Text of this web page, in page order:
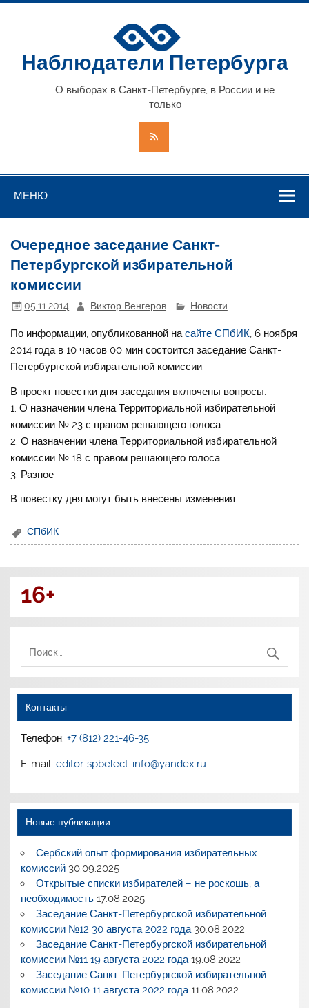
Наблюдатели Петербурга
О выборах в Санкт-Петербурге, в России и не
только
МЕНЮ
Очередное заседание Санкт-
Петербургской избирательной
комиссии
05.11.2014 Виктор Венгеров Новости
По информации, опубликованной насайте СПбИК, 6 ноября
2014 года в 10 часов 00 мин состоится заседание Санкт-
Петербургской избирательной комиссии.
В проект повестки дня заседания включены вопросы:
1. О назначении члена Территориальной избирательной
комиссии № 23 с правом решающего голоса
2. О назначении члена Территориальной избирательной
комиссии № 18 с правом решающего голоса
3. Разное
В повестку дня могут быть внесены изменения.
СПбИК
16+
Контакты
Телефон:+7 (812) 221-46-35
E-mail:editor-spbelect-info@yandex.ru
Новые публикации
Сербский опыт формирования избирательных
комиссий 30.09.2025
Открытые списки избирателей – не роскошь, а
необходимость 17.08.2025
Заседание Санкт-Петербургской избирательной
комиссии №12 30 августа 2022 года 30.08.2022
Заседание Санкт-Петербургской избирательной
комиссии №11 19 августа 2022 года 19.08.2022
Заседание Санкт-Петербургской избирательной
комиссии №10 11 августа 2022 года 11.08.2022